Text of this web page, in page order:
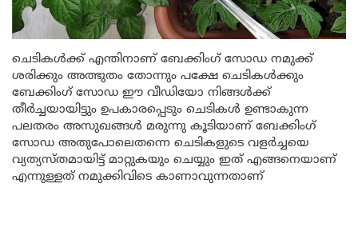
ചെടികൾക്ക് എന്തിനാണ് ബേക്കിംഗ് സോഡ നമുക്ക്
ശരിക്കും അത്ഭുതം തോന്നും പക്ഷേ ചെടികൾക്കും
ബേക്കിംഗ് സോഡ ഈ വീഡിയോ നിങ്ങൾക്ക്
തീർച്ചയായിട്ടും ഉപകാരപ്പെടും ചെടികൾ ഉണ്ടാകുന്ന
പലതരം അസുഖങ്ങൾ മരുന്നു കൂടിയാണ് ബേക്കിംഗ്
സോഡ അതുപോലെതന്നെ ചെടികളുടെ വളർച്ചയെ
വ്യത്യസ്തമായിട്ട് മാറ്റുകയും ചെയ്യും ഇത് എങ്ങനെയാണ്
എന്നുള്ളത് നമുക്കിവിടെ കാണാവുന്നതാണ്